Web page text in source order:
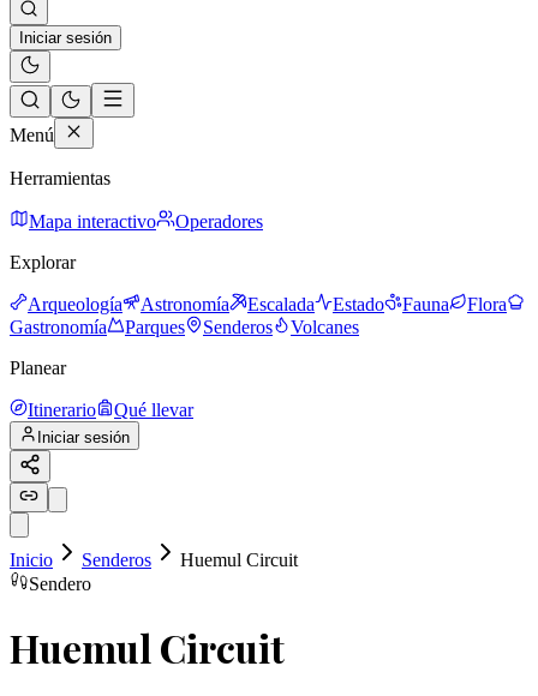
Iniciar sesión
Menú
Herramientas
Mapa interactivo
Operadores
Explorar
Arqueología Astronomía Escalada Estado Fauna
Flora
Gastronomía
Parques Senderos
Volcanes
Planear
Itinerario Qué llevar
Iniciar sesión
Inicio Senderos
Huemul Circuit
Sendero
Huemul Circuit